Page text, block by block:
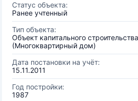
Статус объекта:
Ранее учтенный
Тип объекта:
Объект капитального
(Многоквартирный дом)
Дата постановки на учёт:
15.11.2011
Год постройки:
1987